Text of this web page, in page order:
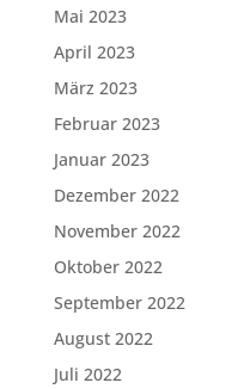
Mai 2023
April 2023
März 2023
Februar 2023
Januar 2023
Dezember 2022
November 2022
Oktober 2022
September 2022
August 2022
Juli 2022